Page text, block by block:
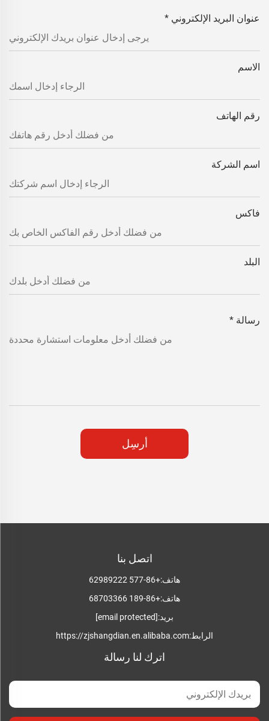
عنوان البريد الإلكتروني *
الاسم
رقم الهاتف
اسم الشركة
فاكس
البلد
رسالة *
أرسِل
اتصل بنا
هاتف:+86-577 62989222
هاتف:+86-189 68703366
بريد:[email protected]
الرابط:https://zjshangdian.en.alibaba.com
اترك لنا رسالة